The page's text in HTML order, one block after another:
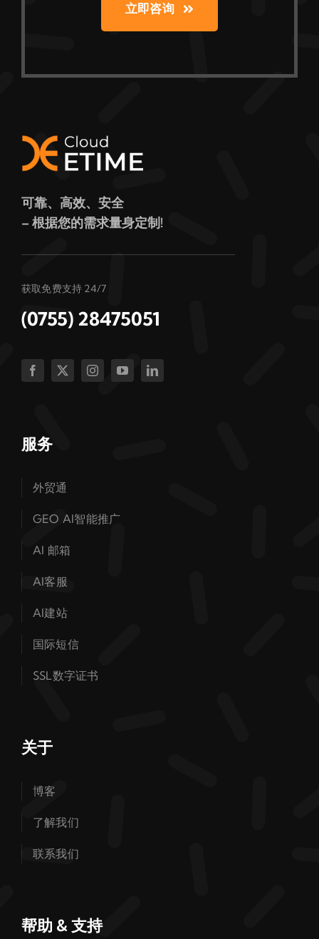
立即咨询
可靠、高效、安全
– 根据您的需求量身定制!
获取免费支持 24/7
(0755) 28475051
服务
外贸通
GEO AI智能推广
AI 邮箱
AI客服
AI建站
国际短信
SSL数字证书
关于
博客
了解我们
联系我们
帮助 & 支持